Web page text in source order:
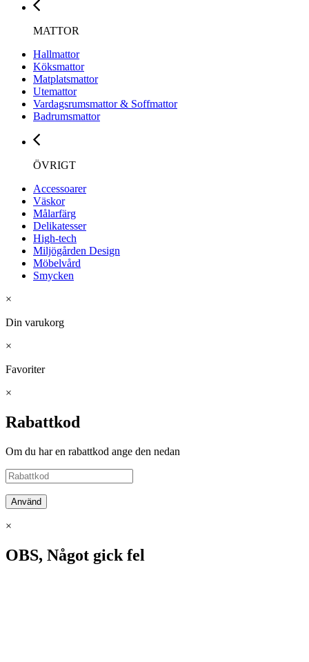
MATTOR
Hallmattor
Köksmattor
Matplatsmattor
Utemattor
Vardagsrumsmattor & Soffmattor
Badrumsmattor
ÖVRIGT
Accessoarer
Väskor
Målarfärg
Delikatesser
High-tech
Miljögården Design
Möbelvård
Smycken
×
Din varukorg
×
Favoriter
×
Rabattkod
Om du har en rabattkod ange den nedan
Använd
×
OBS, Något gick fel